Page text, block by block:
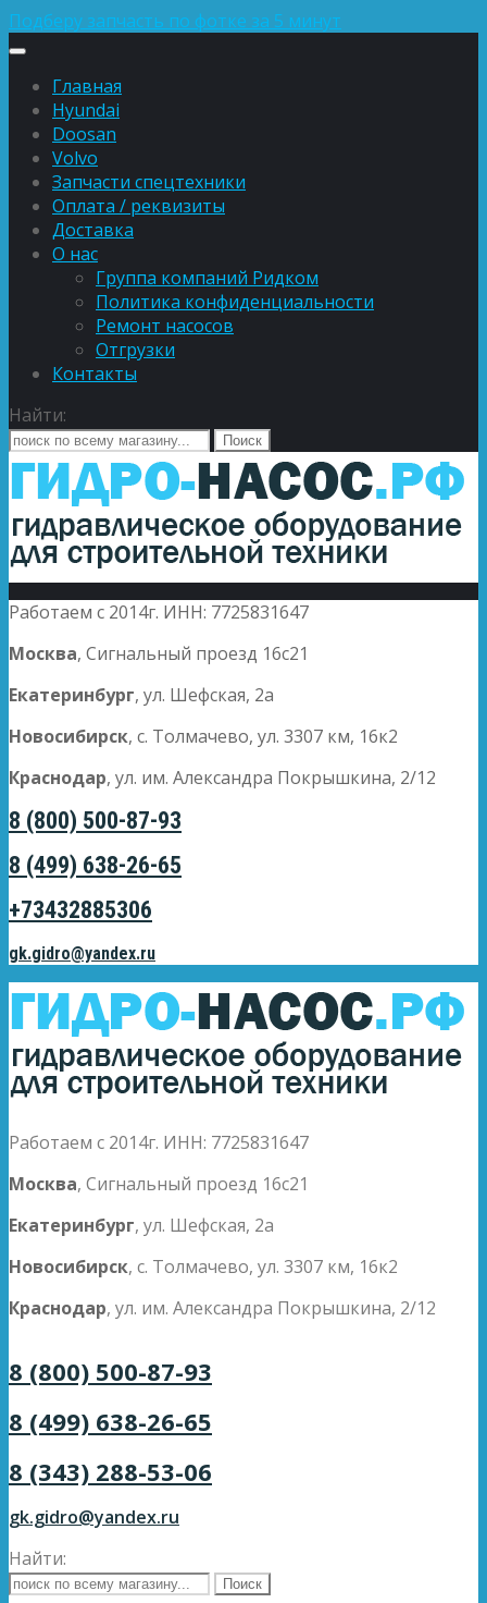
Подберу запчасть по фотке за 5 минут
Главная
Hyundai
Doosan
Volvo
Запчасти спецтехники
Оплата / реквизиты
Доставка
О нас
Группа компаний Ридком
Политика конфиденциальности
Ремонт насосов
Отгрузки
Контакты
Найти:
Работаем с 2014г. ИНН: 7725831647
Москва, Сигнальный проезд 16с21
Екатеринбург, ул. Шефская, 2а
Новосибирск, с. Толмачево, ул. 3307 км, 16к2
Краснодар, ул. им. Александра Покрышкина, 2/12
8 (800) 500-87-93
8 (499) 638-26-65
+73432885306
gk.gidro@yandex.ru
Работаем с 2014г. ИНН: 7725831647
Москва, Сигнальный проезд 16с21
Екатеринбург, ул. Шефская, 2а
Новосибирск, с. Толмачево, ул. 3307 км, 16к2
Краснодар, ул. им. Александра Покрышкина, 2/12
8 (800) 500-87-93
8 (499) 638-26-65
8 (343) 288-53-06
gk.gidro@yandex.ru
Найти: